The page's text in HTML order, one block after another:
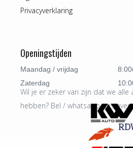
Privacyverklaring
Openingstijden
Maandag / vrijdag
Zaterdag
Wil je er zeker van zijn dat we alle
hebben? Bel / whatsapp ons even